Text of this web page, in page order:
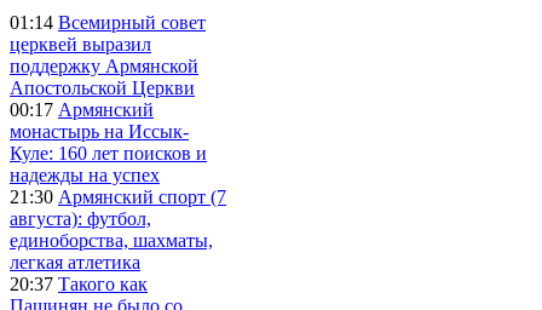
01:14 Всемирный совет
церквей выразил
поддержку Армянской
Апостольской Церкви
00:17 Армянский
монастырь на Иссык-
Куле: 160 лет поисков и
надежды на успех
21:30 Армянский спорт (7
августа): футбол,
единоборства, шахматы,
легкая атлетика
20:37 Такого как
Пашинян не было со